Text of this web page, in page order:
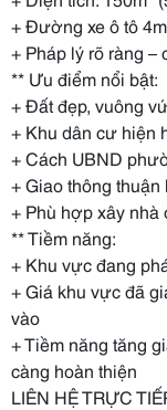
+ Đường xe ô tô
+ Pháp lý rõ ràng –
** Ưu điểm nổi bật:
+ Đất đẹp, vuông
+ Khu dân cư hiện
+ Cách UBND
+ Giao thông
+ Phù hợp xây
** Tiềm năng:
+ Khu vực đang
+ Giá khu vực đã
vào
+ Tiềm năng tăng
càng hoàn thiện
LIÊN HỆ TRỰC